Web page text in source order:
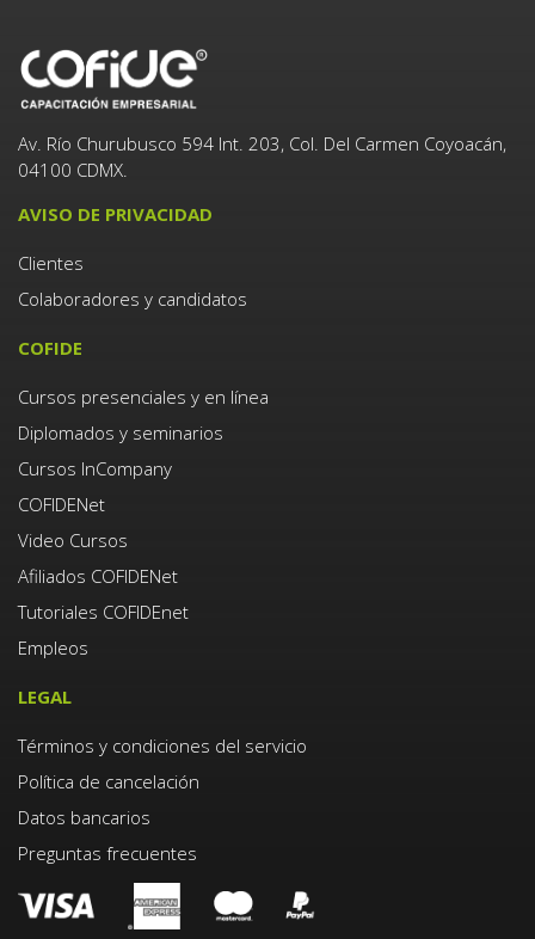
Av. Río Churubusco 594 Int. 203, Col. Del Carmen Coyoacán,
04100 CDMX.
AVISO DE PRIVACIDAD
Clientes
Colaboradores y candidatos
COFIDE
Cursos presenciales y en línea
Diplomados y seminarios
Cursos InCompany
COFIDENet
Video Cursos
Afiliados COFIDENet
Tutoriales COFIDEnet
Empleos
LEGAL
Términos y condiciones del servicio
Política de cancelación
Datos bancarios
Preguntas frecuentes